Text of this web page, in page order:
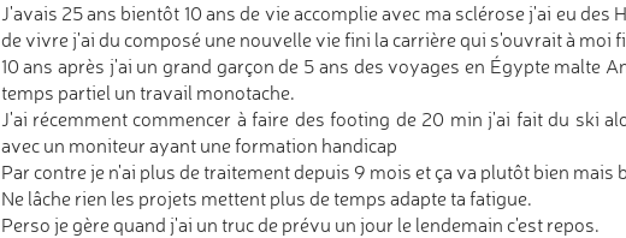
J'avais 25 ans bientôt 10 ans de vie accomplie avec ma sclérose j'ai eu
de vivre j'ai du composé une nouvelle vie fini la carrière qui s'ouvrait à moi
10 ans après j'ai un grand garçon de 5 ans des voyages en Égypte malte
temps partiel un travail monotache.
J'ai récemment commencer à faire des footing de 20 min j'ai fait du ski
avec un moniteur ayant une formation handicap
Par contre je n'ai plus de traitement depuis 9 mois et ça va plutôt bien mais
Ne lâche rien les projets mettent plus de temps adapte ta fatigue.
Perso je gère quand j'ai un truc de prévu un jour le lendemain c'est repos.